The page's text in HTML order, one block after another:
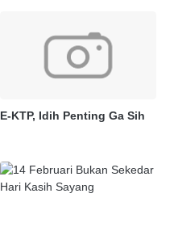
E-KTP, Idih Penting Ga Sih